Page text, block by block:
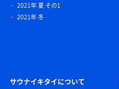
2021年 夏 その1
2021年 冬
サウナイキタイについて